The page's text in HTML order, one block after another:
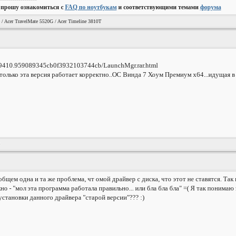
ознакомиться с FAQ по ноутбуками соответствующими темами форума
Acer TravelMate 5520G / Acer Timeline 3810T
LaunchMgr.rar.html
эта версия работает корректно..ОС Винда 7 Хоум Премиум x64...идущая в
одна и та же проблема, чт омой драйвер с диска, что этот не ставятся.
- "мол эта программа работала правильно... или бла бла бла" =( Я так
данного драйвера "старой версии"??? :)